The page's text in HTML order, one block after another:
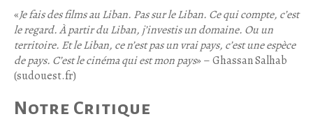
«Je fais des films au Liban. Pas sur le Liban. Ce qui compte, c’est
le regard. À partir du Liban, j’investis un domaine. Ou un
territoire. Et le Liban, ce n’est pas un vrai pays, c’est une espèce
de pays. C’est le cinéma qui est mon pays» – Ghassan Salhab
(sudouest.fr)
Notre Critique